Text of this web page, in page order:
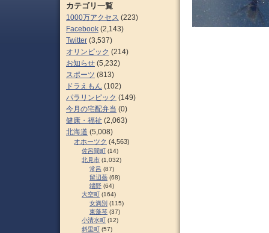
カテゴリ一覧
1000万アクセス (223)
Facebook (2,143)
Twitter (3,537)
オリンピック (214)
お知らせ (5,232)
スポーツ (813)
ドラえもん (102)
パラリンピック (149)
今月の宅配弁当 (0)
健康・福祉 (2,063)
北海道 (5,008)
オホーツク (4,563)
佐呂間町 (14)
北見市 (1,032)
常呂 (87)
留辺蘂 (68)
端野 (64)
大空町 (164)
女満別 (115)
東藻琴 (37)
小清水町 (12)
斜里町 (57)